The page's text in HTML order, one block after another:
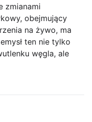
zmianami
obejmujący
na żywo, ma
ten nie tylko
węgla, ale